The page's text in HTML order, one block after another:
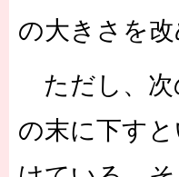
の大きさを改
ただし、次
の末に下す